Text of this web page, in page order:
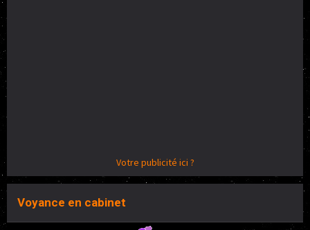
Votre publicité ici ?
Voyance en cabinet